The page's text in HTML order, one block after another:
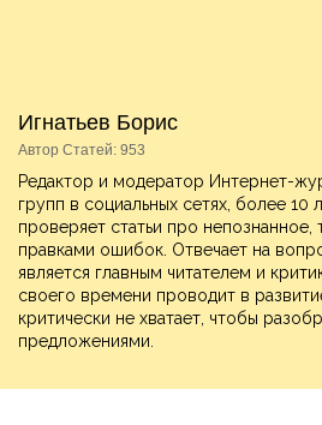
Игнатьев Борис
Автор Статей: 953
Редактор и модератор Интернет-
групп в социальных сетях, более 10
проверяет статьи про непознанное,
правками ошибок. Отвечает на
является главным читателем и
своего времени проводит в
критически не хватает, чтобы
предложениями.